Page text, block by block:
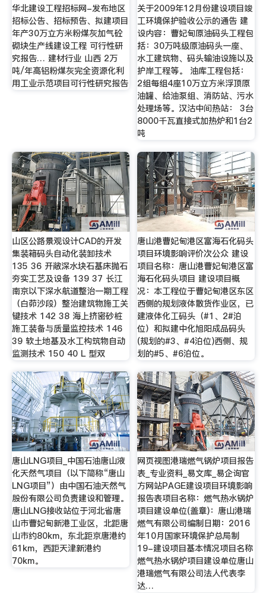
华北建设工程招标网-发布地区
招标公告、招标预告、拟建项目
年产30万立方米粉煤灰加气砼
砌块生产线建设工程 可行性研
究报告… 建材行业 山西 2万
吨/年高铝粉煤灰完全资源化利
用工业示范项目可行性研究报告
关于2009年12月份建设项目竣
工环境保护验收公示的通告 建
设内容：曹妃甸原油码头工程包
括：30万吨级原油码头一座、
水工建筑物、码头输油设施以及
护岸工程等。 油库工程包括：
2组每组4座10万立方米浮顶原
油罐、给油泵组、消防站、污水
处理场等。汉沽中间热站： 3台
8000千瓦直接式加热炉和1台2
吨
山区公路景观设计CAD的开发
集装箱码头自动化装卸技术
135 36 开敞深水块石基床抛石
夯实工艺及设备 139 37 长江
南京以下深水航道整治一期工程
（白茆沙段）整治建筑物施工关
键技术 142 38 海上挤密砂桩
施工装备与质量监控技术 146
39 软土地基及水工构筑物自动
监测技术 150 40 L 型双
唐山港曹妃甸港区富海石化码头
项目环境影响评价次公众 建设
项目名称：唐山港曹妃甸港区富
海石化码头项目 建设项目概
况：本工程位于曹妃甸港区东区
西侧的规划液体散货作业区，已
建液体化工码头（#1、2#泊
位）和拟建中化旭阳成品码头
(规划的#3、#4泊位)西侧、规
划的#5、#6泊位。
唐山LNG项目_中国石油唐山液
化天然气项目（以下简称“唐山
LNG项目”）由中国石油天然气
股份有限公司负责建设和管理。
唐山LNG接收站位于河北省唐
山市曹妃甸新港工业区，北距唐
山市约80km，东北距京唐港约
61km，西距天津新港约
70km。
网页视图港瑞燃气锅炉项目报告
表_专业资料_易文库_易企询官
方网站PAGE建设项目环境影响
报告表项目名称：燃气热水锅炉
项目建设单位(盖章)：唐山港瑞
燃气有限公司编制日期：2016
年10月国家环境保护总局制
19-建设项目基本情况项目名称
燃气热水锅炉项目建设单位唐山
港瑞燃气有限公司法人代表李
达…